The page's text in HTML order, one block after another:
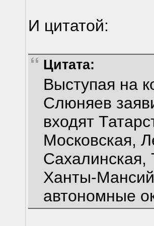
И цитатой:
Цитата:
Выступая на
Слюняев
входят
Московская,
Сахалинская,
Ханты-
автономные